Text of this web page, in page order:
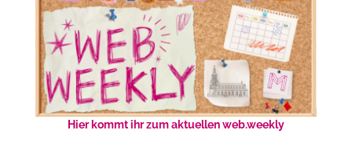
Hier kommt ihr zum aktuellen web.weekly